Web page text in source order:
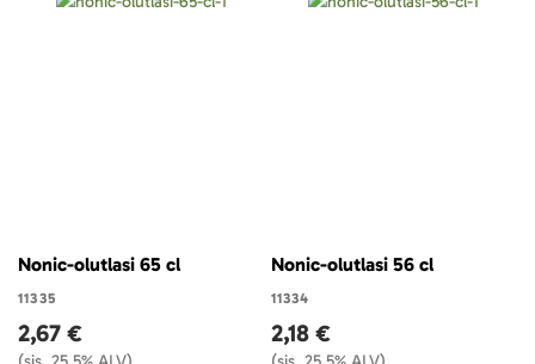
Nonic-olutlasi 65 cl
11335
2,67 €
Nonic-olutlasi 56 cl
11334
2,18 €